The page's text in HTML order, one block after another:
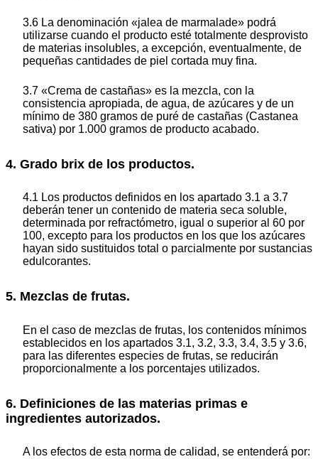
3.6 La denominación «jalea de marmalade» podrá
utilizarse cuando el producto esté totalmente desprovisto
de materias insolubles, a excepción, eventualmente, de
pequeñas cantidades de piel cortada muy fina.
3.7 «Crema de castañas» es la mezcla, con la
consistencia apropiada, de agua, de azúcares y de un
mínimo de 380 gramos de puré de castañas (Castanea
sativa) por 1.000 gramos de producto acabado.
4. Grado brix de los productos.
4.1 Los productos definidos en los apartado 3.1 a 3.7
deberán tener un contenido de materia seca soluble,
determinada por refractómetro, igual o superior al 60 por
100, excepto para los productos en los que los azúcares
hayan sido sustituidos total o parcialmente por sustancias
edulcorantes.
5. Mezclas de frutas.
En el caso de mezclas de frutas, los contenidos mínimos
establecidos en los apartados 3.1, 3.2, 3.3, 3.4, 3.5 y 3.6,
para las diferentes especies de frutas, se reducirán
proporcionalmente a los porcentajes utilizados.
6. Definiciones de las materias primas e
ingredientes autorizados.
A los efectos de esta norma de calidad, se entenderá por: